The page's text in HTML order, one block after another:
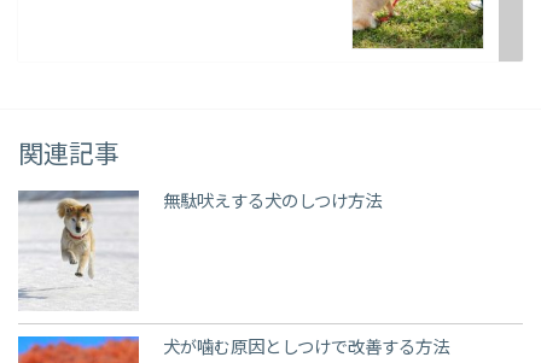
関連記事
無駄吠えする犬のしつけ方法
犬が噛む原因としつけで改善する方法